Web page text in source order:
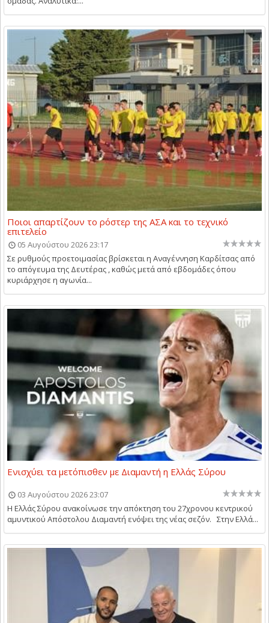
Ποιοι απαρτίζουν το ρόστερ της ΑΣΑ και το τεχνικό
επιτελείο
05 Αυγούστου 2026 23:17
Σε ρυθμούς προετοιμασίας βρίσκεται η Αναγέννηση Καρδίτσας από
το απόγευμα της Δευτέρας , καθώς μετά από εβδομάδες όπου
κυριάρχησε η αγωνία...
Ενισχύει τα μετόπισθεν με Διαμαντή η Ελλάς Σύρου
03 Αυγούστου 2026 23:07
Η Ελλάς Σύρου ανακοίνωσε την απόκτηση του 27χρονου κεντρικού
αμυντικού Απόστολου Διαμαντή ενόψει της νέας σεζόν. Στην Ελλά...